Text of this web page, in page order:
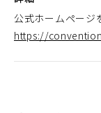
公式ホームページ
https://